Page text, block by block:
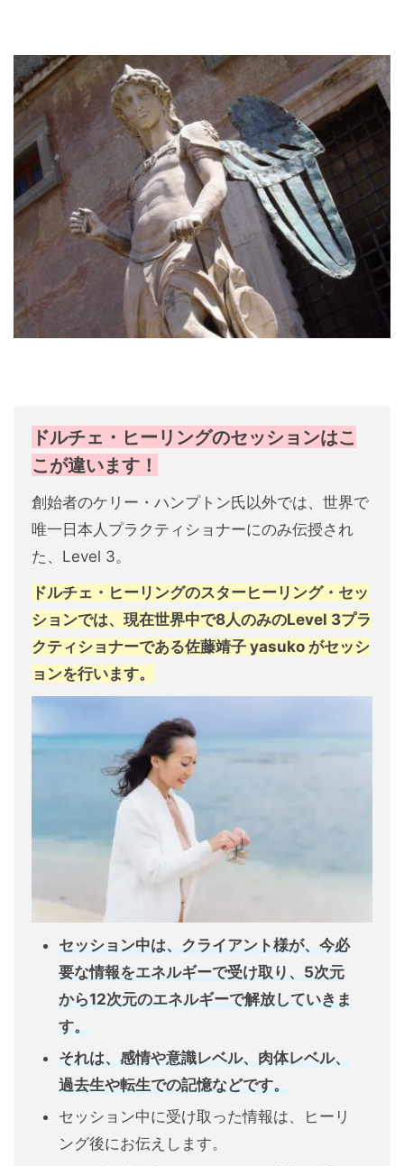
ドルチェ・ヒーリングのセッションはこ
こが違います！
創始者のケリー・ハンプトン氏以外では、世界で
唯一日本人プラクティショナーにのみ伝授され
た、Level 3。
ドルチェ・ヒーリングのスターヒーリング・セッ
ションでは、現在世界中で8人のみのLevel 3プラ
クティショナーである佐藤靖子 yasuko がセッシ
ョンを行います。
セッション中は、クライアント様が、今必
要な情報をエネルギーで受け取り、5次元
から12次元のエネルギーで解放していきま
す。
それは、感情や意識レベル、肉体レベル、
過去生や転生での記憶などです。
セッション中に受け取った情報は、ヒーリ
ング後にお伝えします。